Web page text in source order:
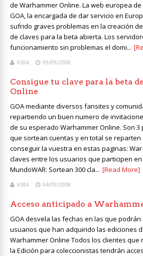
de Warhammer Online. La web europea
GOA, la encargada de dar servicio en
sufrido graves problemas en la creación
de claves para la beta abierta. Los
funcionamiento sin problemas el domi...
KIBA 09/09/2008
Consigue tu clave para la beta
Online
GOA mediante diversos fansites y
repartiendo un buen numero de
de su esperado Warhammer Online. Son
que sortean cuentas y en total se reparten
conseguir la vuestra en estas paginas:
claves entre los usuarios que participen
MundoWAR: Sortean 300 cla... [Read More]
KIBA 04/09/2008
Acceso anticipado a
GOA desvela las fechas en las que podrán
usuarios que han adquirido las ediciones
Warhammer Online Todos los clientes
la Edición para coleccionistas tendrán